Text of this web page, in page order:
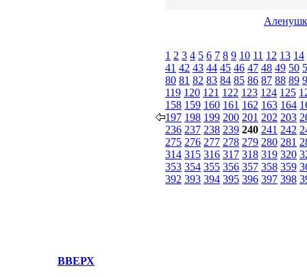
1 2 3 4 5 6 7 8 9 10 11 12 13 14
41 42 43 44 45 46 47 48 49 50
80 81 82 83 84 85 86 87 88 89
119 120 121 122 123 124 125
158 159 160 161 162 163 164
197 198 199 200 201 202 203
236 237 238 239 240 241 242
275 276 277 278 279 280 281
314 315 316 317 318 319 320
353 354 355 356 357 358 359
392 393 394 395 396 397 398
ВВЕРХ